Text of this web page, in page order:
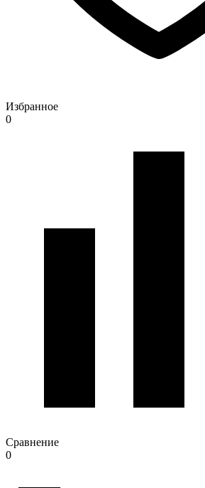
Избранное
0
Сравнение
0